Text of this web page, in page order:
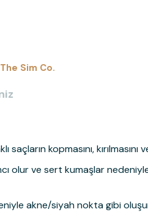
The Sim Co.
kopmasını, kırılmasını
olur ve sert kumaşlar nedeniyle
akne/siyah nokta gibi